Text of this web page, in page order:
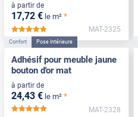
à partir de
17,72 € le m² *
*****
MAT-2325
Confort Pose Intérieure
Adhésif pour meuble jaune
bouton d'or mat
à partir de
24,43 € le m² *
MAT-2328